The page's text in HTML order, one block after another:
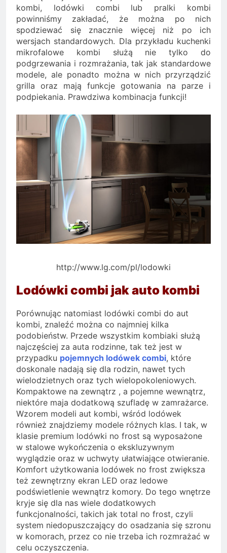
kombi, lodówki combi lub pralki kombi
powinniśmy zakładać, że można po nich
spodziewać się znacznie więcej niż po ich
wersjach standardowych. Dla przykładu kuchenki
mikrofalowe kombi służą nie tylko do
podgrzewania i rozmrażania, tak jak standardowe
modele, ale ponadto można w nich przyrządzić
grilla oraz mają funkcje gotowania na parze i
podpiekania. Prawdziwa kombinacja funkcji!
http://www.lg.com/pl/lodowki
Lodówki combi jak auto kombi
Porównując natomiast lodówki combi do aut
kombi, znaleźć można co najmniej kilka
podobieństw. Przede wszystkim kombiaki służą
najczęściej za auta rodzinne, tak też jest w
przypadku pojemnych lodówek combi, które
doskonale nadają się dla rodzin, nawet tych
wielodzietnych oraz tych wielopokoleniowych.
Kompaktowe na zewnątrz , a pojemne wewnątrz,
niektóre maja dodatkową szufladę w zamrażarce.
Wzorem modeli aut kombi, wśród lodówek
również znajdziemy modele różnych klas. I tak, w
klasie premium lodówki no frost są wyposażone
w stalowe wykończenia o ekskluzywnym
wyglądzie oraz w uchwyty ułatwiające otwieranie.
Komfort użytkowania lodówek no frost zwiększa
też zewnętrzny ekran LED oraz ledowe
podświetlenie wewnątrz komory. Do tego wnętrze
kryje się dla nas wiele dodatkowych
funkcjonalności, takich jak total no frost, czyli
system niedopuszczający do osadzania się szronu
w komorach, przez co nie trzeba ich rozmrażać w
celu oczyszczenia.